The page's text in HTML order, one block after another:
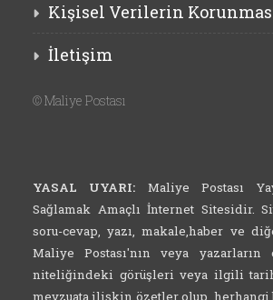
Kişisel Verilerin
İletişim
©Maliye Postası
YASAL UYARI: Maliye Postası
Sağlamak Amaçlı İnternet Sitesidir.
soru-cevap, yazı, makale,haber ve
Maliye Postası'nın veya yazarların
niteliğindeki görüşleri veya ilgili
mevzuata ilişkin özetler olup,